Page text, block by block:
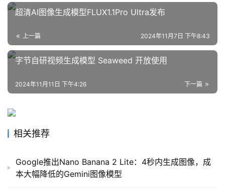
超清AI图像生成模型FLUX1.1Pro Ultra发布
上一篇 2024年11月7日 下午8:43
字节自研视频生成模型 Seaweed 开放使用
下一篇
2024年11月11日 下午4:26
相关推荐
Google推出Nano Banana 2 Lite：4秒内生成图像，成
本大幅降低的Gemini图像模型